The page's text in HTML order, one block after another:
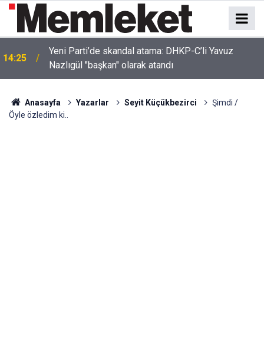
14:25
Yeni Parti’de skandal atama: DHKP-C’li Yavuz
Nazlıgül "başkan" olarak atandı
Anasayfa Yazarlar Seyit Küçükbezirci
Şimdi /
Öyle özledim ki..